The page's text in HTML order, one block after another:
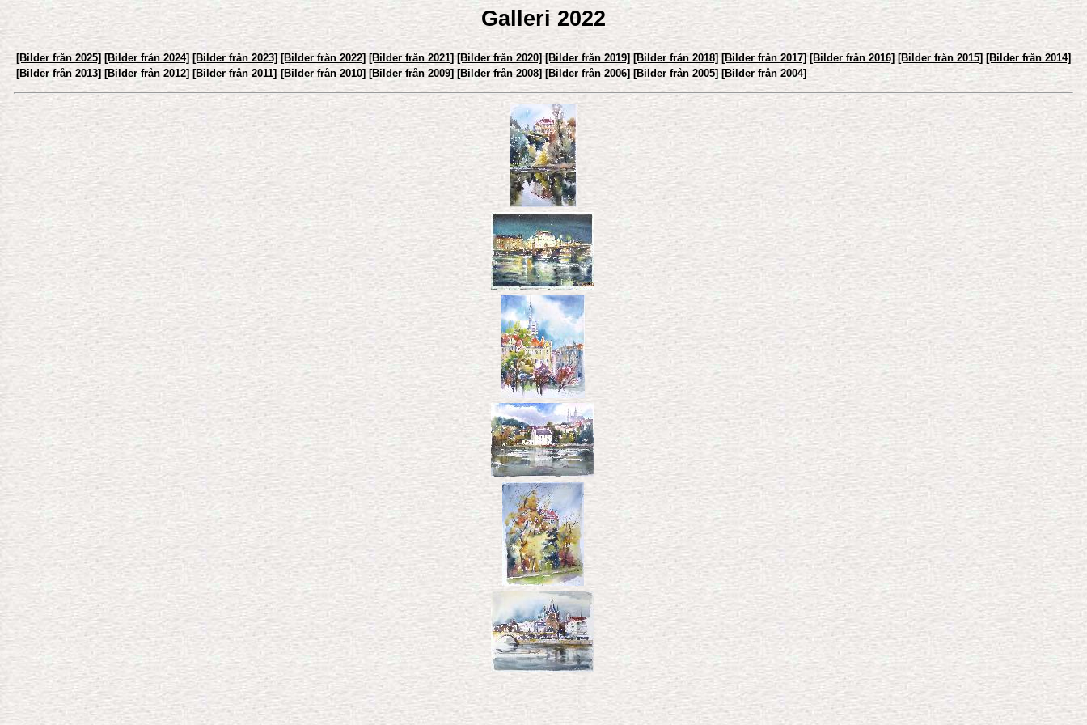
Galleri 2022
[Bilder från 2025] [Bilder från 2024] [Bilder från 2023] [Bilder från 2022] [Bilder från 2021] [Bilder från 2020] [Bilder från 2019] [Bilder från 2018] [Bilder från 2017] [Bilder från 2016] [Bilder från 2015] [Bilder från 2014]
[Bilder från 2013] [Bilder från 2012] [Bilder från 2011] [Bilder från 2010] [Bilder från 2009] [Bilder från 2008] [Bilder från 2006] [Bilder från 2005] [Bilder från 2004]